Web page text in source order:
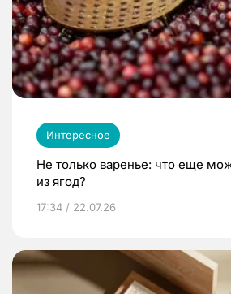
Интересное
Не только варенье: что еще
из ягод?
17:34 / 22.07.26